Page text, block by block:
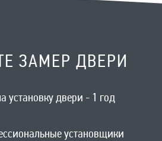
ЗАМЕР ДВЕРИ
установку двери - 1 год
установщики